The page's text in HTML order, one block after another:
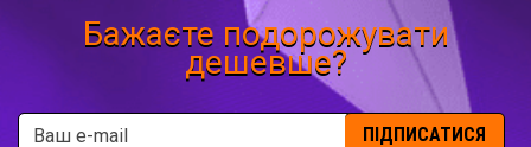
Бажаєте подорожувати
дешевше?
ПІДПИСАТИСЯ